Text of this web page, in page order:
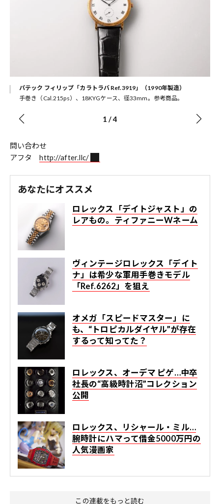
パテック フィリップ「カラトラバ Ref.3919」（1990年製造）
手巻き（Cal.215ps）、18KYGケース、径33mm。参考商品。
1 /4
問い合わせ
アフタhttp://after.llc/
あなたにオススメ
ロレックス「デイトジャスト」の
レアもの。ティファニーWネーム
ヴィンテージロレックス「デイト
ナ」は希少な軍用手巻きモデル
「Ref.6262」を狙え
オメガ「スピードマスター」に
も、“トロピカルダイヤル”が存在
するって知ってた？
ロレックス、オーデマ ピゲ…中卒
社長の“高級時計沼”コレクション
公開
ロレックス、リシャール・ミル…
腕時計にハマって借金5000万円の
人気漫画家
この連載をもっと読む